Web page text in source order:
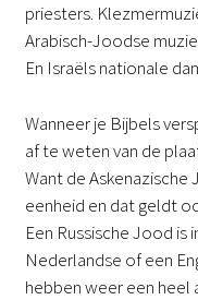
priesters.
Arabisch-Joodse
En Israëls nationale
Wanneer je Bijbels
af te weten van de
Want de
eenheid en dat geldt
Een Russische Jood is
Nederlandse of een
hebben weer een heel